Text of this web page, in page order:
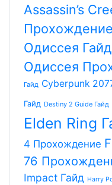
Assassin’s
Прохождение
Одиссея Гайд
Одиссея
Гайд Cyberpunk
Гайд Destiny 2 Guide Гайд
Elden Ring
4 Прохождение
76
Impact Гайд Harry